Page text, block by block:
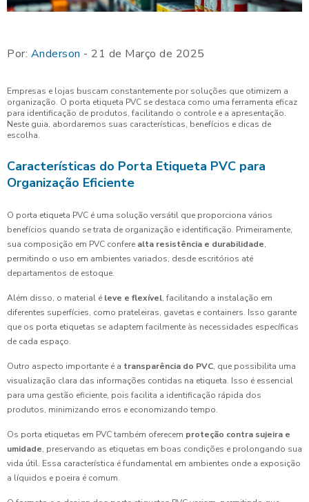
Por: Anderson - 21 de Março de 2025
Empresas e lojas buscam constantemente por soluções que otimizem a
organização. O porta etiqueta PVC se destaca como uma ferramenta eficaz
para identificação de produtos, facilitando o controle e a apresentação.
Neste guia, abordaremos suas características, benefícios e dicas de
escolha.
Características do Porta Etiqueta PVC para
Organização Eficiente
O porta etiqueta PVC é uma solução versátil que proporciona vários
benefícios quando se trata de organização e identificação. Primeiramente,
sua composição em PVC confere alta resistência e durabilidade,
permitindo o uso em ambientes variados, desde escritórios até
departamentos de estoque.
Além disso, o material é leve e flexível, facilitando a instalação em
diferentes superfícies, como prateleiras, gavetas e containers. Isso garante
que os porta etiquetas se adaptem facilmente às necessidades específicas
de cada espaço.
Outro aspecto importante é a transparência do PVC, que possibilita uma
visualização clara das informações contidas na etiqueta. Isso é essencial
para uma gestão eficiente, pois facilita a identificação rápida dos
produtos, minimizando erros e economizando tempo.
Os porta etiquetas em PVC também oferecem proteção contra sujeira e
umidade, preservando as etiquetas em boas condições e prolongando sua
vida útil. Essa característica é fundamental em ambientes onde a exposição
a líquidos e poeira é comum.